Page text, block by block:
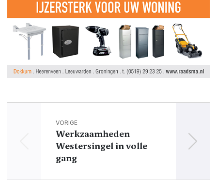
VORIGE
Werkzaamheden
Westersingel in volle
gang